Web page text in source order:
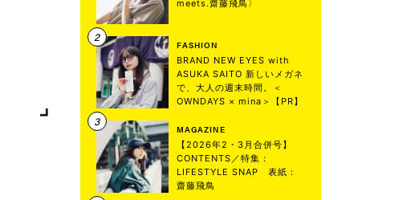
meets.齋藤飛鳥〉
FASHION
BRAND NEW EYES with
ASUKA SAITO 新しいメガネ
で、大人の週末時間。＜
OWNDAYS × mina＞【PR】
MAGAZINE
【2026年2・3月合併号】
CONTENTS／特集：
LIFESTYLE SNAP 表紙：
齋藤飛鳥